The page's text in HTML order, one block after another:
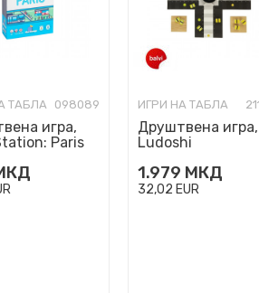
ТАБЛА 098089
игра,
Paris
ИГРИ НА ТАБЛА
Друштвена игра,
Ludoshi
1.979 МКД
32,02 EUR